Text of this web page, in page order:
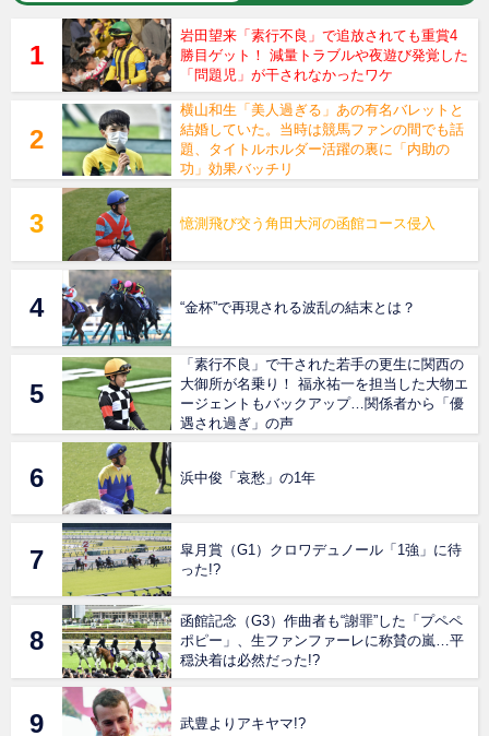
岩田望来「素行不良」で追放されても重賞4
勝目ゲット！ 減量トラブルや夜遊び発覚した
「問題児」が干されなかったワケ
横山和生「美人過ぎる」あの有名バレットと
結婚していた。当時は競馬ファンの間でも話
題、タイトルホルダー活躍の裏に「内助の
功」効果バッチリ
憶測飛び交う角田大河の函館コース侵入
“金杯”で再現される波乱の結末とは？
「素行不良」で干された若手の更生に関西の
大御所が名乗り！ 福永祐一を担当した大物エ
ージェントもバックアップ…関係者から「優
遇され過ぎ」の声
浜中俊「哀愁」の1年
皐月賞（G1）クロワデュノール「1強」に待
った!?
函館記念（G3）作曲者も“謝罪”した「プペペ
ポピー」、生ファンファーレに称賛の嵐…平
穏決着は必然だった!?
武豊よりアキヤマ!?